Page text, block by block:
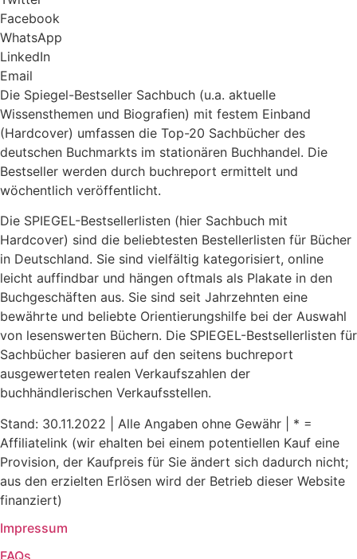
Facebook
WhatsApp
LinkedIn
Email
Die Spiegel-Bestseller Sachbuch (u.a. aktuelle
Wissensthemen und Biografien) mit festem Einband
(Hardcover) umfassen die Top-20 Sachbücher des
deutschen Buchmarkts im stationären Buchhandel. Die
Bestseller werden durch buchreport ermittelt und
wöchentlich veröffentlicht.
Die SPIEGEL-Bestsellerlisten (hier Sachbuch mit
Hardcover) sind die beliebtesten Bestellerlisten für Bücher
in Deutschland. Sie sind vielfältig kategorisiert, online
leicht auffindbar und hängen oftmals als Plakate in den
Buchgeschäften aus. Sie sind seit Jahrzehnten eine
bewährte und beliebte Orientierungshilfe bei der Auswahl
von lesenswerten Büchern. Die SPIEGEL-Bestsellerlisten für
Sachbücher basieren auf den seitens buchreport
ausgewerteten realen Verkaufszahlen der
buchhändlerischen Verkaufsstellen.
Stand: 30.11.2022 | Alle Angaben ohne Gewähr | * =
Affiliatelink (wir ehalten bei einem potentiellen Kauf eine
Provision, der Kaufpreis für Sie ändert sich dadurch nicht;
aus den erzielten Erlösen wird der Betrieb dieser Website
finanziert)
Impressum